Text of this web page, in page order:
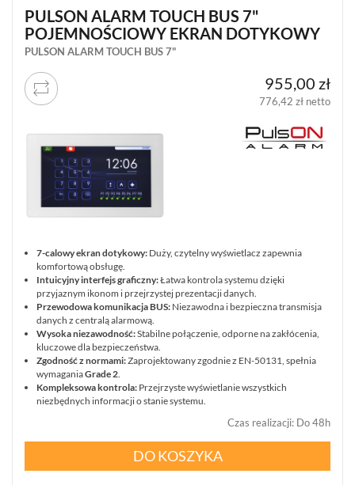
PULSON ALARM TOUCH BUS 7"
POJEMNOŚCIOWY EKRAN DOTYKOWY
PULSON ALARM TOUCH BUS 7"
955,00 zł
776,42 zł netto
7-calowy ekran dotykowy: Duży, czytelny wyświetlacz zapewnia
komfortową obsługę.
Intuicyjny interfejs graficzny:Łatwa kontrola systemu dzięki
przyjaznym ikonom i przejrzystej prezentacji danych.
Przewodowa komunikacja BUS: Niezawodna i bezpieczna transmisja
danych z centralą alarmową.
Wysoka niezawodność:Stabilne połączenie, odporne na zakłócenia,
kluczowe dla bezpieczeństwa.
Zgodność z normami:Zaprojektowany zgodnie z EN-50131, spełnia
wymaganiaGrade 2.
Kompleksowa kontrola: Przejrzyste wyświetlanie wszystkich
niezbędnych informacji o stanie systemu.
Czas realizacji: Do 48h
DO KOSZYKA